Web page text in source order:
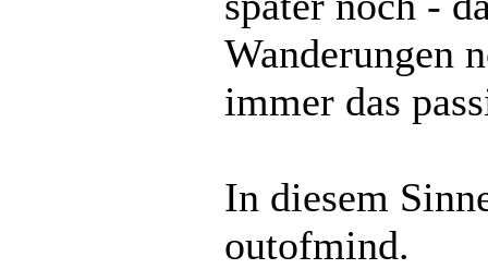
Wanderungen
immer das
In diesem
outofmind.